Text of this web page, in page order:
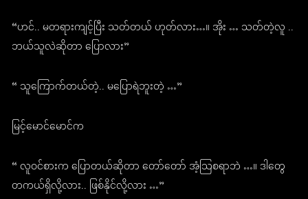
“ဟင်.. မတရားကျင့်ပြီး သတ်တယ် ဟုတ်လား…။ အိုး … သတ်တဲ့လူ ..
ဘယ်သူလဲဆိုတာ ပြောလား”
“ သူကြောက်တယ်တဲ့.. မပြောရဲဘူးတဲ့ …”
မြင့်မောင်မောင်က
“ လူဝင်စားက ပြောတယ်ဆိုတာ တော်တော် အံ့သြစရာဘဲ …။ ဒါတွေ
တကယ်ရှိလို့လား.. ဖြစ်နိုင်လို့လား …”